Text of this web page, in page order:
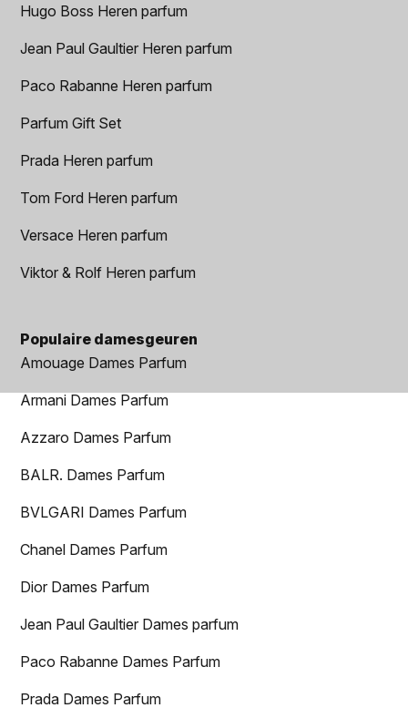
Hugo Boss Heren parfum
Jean Paul Gaultier Heren parfum
Paco Rabanne Heren parfum
Parfum Gift Set
Prada Heren parfum
Tom Ford Heren parfum
Versace Heren parfum
Viktor & Rolf Heren parfum
Populaire damesgeuren
Amouage Dames Parfum
Armani Dames Parfum
Azzaro Dames Parfum
BALR. Dames Parfum
BVLGARI Dames Parfum
Chanel Dames Parfum
Dior Dames Parfum
Jean Paul Gaultier Dames parfum
Paco Rabanne Dames Parfum
Prada Dames Parfum